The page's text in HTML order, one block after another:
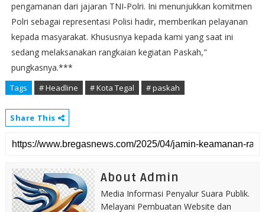
pengamanan dari jajaran TNI-Polri. Ini menunjukkan komitmen
Polri sebagai representasi Polisi hadir, memberikan pelayanan
kepada masyarakat. Khususnya kepada kami yang saat ini
sedang melaksanakan rangkaian kegiatan Paskah,"
pungkasnya.***
Tags # Headline # Kota Tegal # paskah
Share This
About Admin
Media Informasi Penyalur Suara Publik.
Melayani Pembuatan Website dan